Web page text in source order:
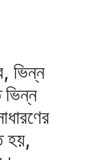
ভিন্ন
হয়,